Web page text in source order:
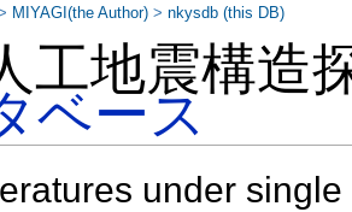
工地震構造
ベース
under
MIYAGI(the Author) >nkysdb (this DB)